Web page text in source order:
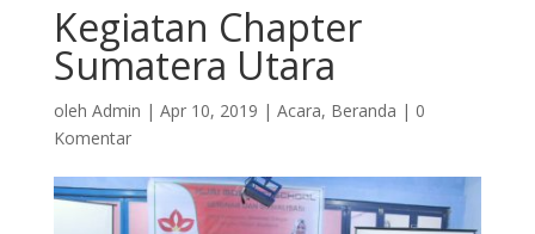
Kegiatan Chapter
Sumatera Utara
oleh Admin | Apr 10, 2019 | Acara, Beranda | 0
Komentar